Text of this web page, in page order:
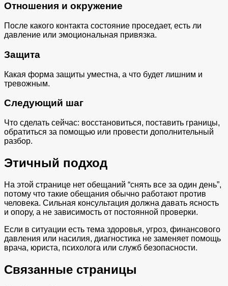
Отношения и окружение
После какого контакта состояние проседает, есть ли
давление или эмоциональная привязка.
Защита
Какая форма защиты уместна, а что будет лишним и
тревожным.
Следующий шаг
Что сделать сейчас: восстановиться, поставить границы,
обратиться за помощью или провести дополнительный
разбор.
Этичный подход
На этой странице нет обещаний “снять все за один день”,
потому что такие обещания обычно работают против
человека. Сильная консультация должна давать ясность
и опору, а не зависимость от постоянной проверки.
Если в ситуации есть тема здоровья, угроз, финансового
давления или насилия, диагностика не заменяет помощь
врача, юриста, психолога или служб безопасности.
Связанные страницы